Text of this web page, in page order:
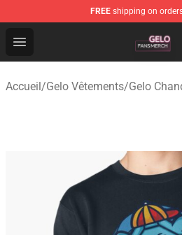
FREE shipping on
Open menu
Gelo Shop - Official Gelo
Accueil/Gelo Vêtements/Gelo